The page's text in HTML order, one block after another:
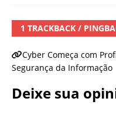
1 TRACKBACK /
Cyber Começa com
Segurança da Informação
Deixe sua